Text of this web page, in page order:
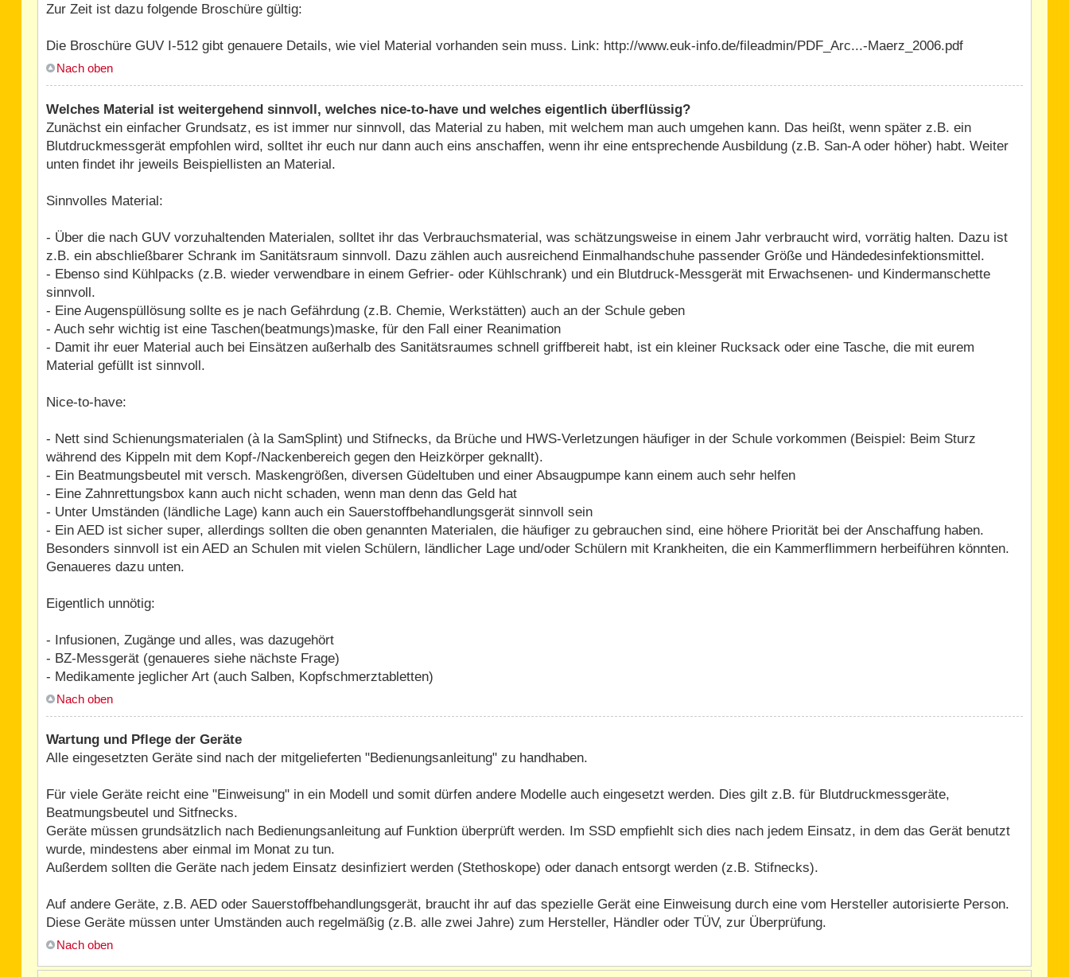
Zur Zeit ist dazu folgende Broschüre gültig:
Die Broschüre GUV I-512 gibt genauere Details, wie viel Material vorhanden sein muss. Link: http://www.euk-info.de/fileadmin/PDF_Arc...-Maerz_2006.pdf
Nach oben
Welches Material ist weitergehend sinnvoll, welches nice-to-have und welches eigentlich überflüssig?
Zunächst ein einfacher Grundsatz, es ist immer nur sinnvoll, das Material zu haben, mit welchem man auch umgehen kann. Das heißt, wenn später z.B. ein
Blutdruckmessgerät empfohlen wird, solltet ihr euch nur dann auch eins anschaffen, wenn ihr eine entsprechende Ausbildung (z.B. San-A oder höher) habt. Weiter
unten findet ihr jeweils Beispiellisten an Material.
Sinnvolles Material:
- Über die nach GUV vorzuhaltenden Materialen, solltet ihr das Verbrauchsmaterial, was schätzungsweise in einem Jahr verbraucht wird, vorrätig halten. Dazu ist
z.B. ein abschließbarer Schrank im Sanitätsraum sinnvoll. Dazu zählen auch ausreichend Einmalhandschuhe passender Größe und Händedesinfektionsmittel.
- Ebenso sind Kühlpacks (z.B. wieder verwendbare in einem Gefrier- oder Kühlschrank) und ein Blutdruck-Messgerät mit Erwachsenen- und Kindermanschette
sinnvoll.
- Eine Augenspüllösung sollte es je nach Gefährdung (z.B. Chemie, Werkstätten) auch an der Schule geben
- Auch sehr wichtig ist eine Taschen(beatmungs)maske, für den Fall einer Reanimation
- Damit ihr euer Material auch bei Einsätzen außerhalb des Sanitätsraumes schnell griffbereit habt, ist ein kleiner Rucksack oder eine Tasche, die mit eurem
Material gefüllt ist sinnvoll.
Nice-to-have:
- Nett sind Schienungsmaterialen (à la SamSplint) und Stifnecks, da Brüche und HWS-Verletzungen häufiger in der Schule vorkommen (Beispiel: Beim Sturz
während des Kippeln mit dem Kopf-/Nackenbereich gegen den Heizkörper geknallt).
- Ein Beatmungsbeutel mit versch. Maskengrößen, diversen Güdeltuben und einer Absaugpumpe kann einem auch sehr helfen
- Eine Zahnrettungsbox kann auch nicht schaden, wenn man denn das Geld hat
- Unter Umständen (ländliche Lage) kann auch ein Sauerstoffbehandlungsgerät sinnvoll sein
- Ein AED ist sicher super, allerdings sollten die oben genannten Materialen, die häufiger zu gebrauchen sind, eine höhere Priorität bei der Anschaffung haben.
Besonders sinnvoll ist ein AED an Schulen mit vielen Schülern, ländlicher Lage und/oder Schülern mit Krankheiten, die ein Kammerflimmern herbeiführen könnten.
Genaueres dazu unten.
Eigentlich unnötig:
- Infusionen, Zugänge und alles, was dazugehört
- BZ-Messgerät (genaueres siehe nächste Frage)
- Medikamente jeglicher Art (auch Salben, Kopfschmerztabletten)
Nach oben
Wartung und Pflege der Geräte
Alle eingesetzten Geräte sind nach der mitgelieferten "Bedienungsanleitung" zu handhaben.
Für viele Geräte reicht eine "Einweisung" in ein Modell und somit dürfen andere Modelle auch eingesetzt werden. Dies gilt z.B. für Blutdruckmessgeräte,
Beatmungsbeutel und Sitfnecks.
Geräte müssen grundsätzlich nach Bedienungsanleitung auf Funktion überprüft werden. Im SSD empfiehlt sich dies nach jedem Einsatz, in dem das Gerät benutzt
wurde, mindestens aber einmal im Monat zu tun.
Außerdem sollten die Geräte nach jedem Einsatz desinfiziert werden (Stethoskope) oder danach entsorgt werden (z.B. Stifnecks).
Auf andere Geräte, z.B. AED oder Sauerstoffbehandlungsgerät, braucht ihr auf das spezielle Gerät eine Einweisung durch eine vom Hersteller autorisierte Person.
Diese Geräte müssen unter Umständen auch regelmäßig (z.B. alle zwei Jahre) zum Hersteller, Händler oder TÜV, zur Überprüfung.
Nach oben